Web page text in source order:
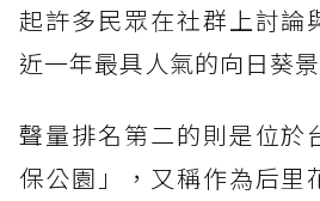
起許多民眾在社群上討論
近一年最具人氣的向日葵景
聲量排名第二的則是位於
保公園」，又稱作為后里